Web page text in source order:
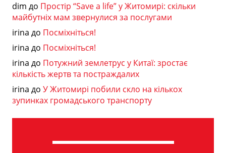
dim до Простір “Save a life” у Житомирі: скільки
майбутніх мам звернулися за послугами
irina до Посміхніться!
irina до Посміхніться!
irina до Потужний землетрус у Китаї: зростає
кількість жертв та постраждалих
irina до У Житомирі побили скло на кількох
зупинках громадського транспорту